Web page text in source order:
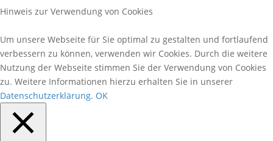
Hinweis zur Verwendung von Cookies
Um unsere Webseite für Sie optimal zu gestalten und fortlaufend
verbessern zu können, verwenden wir Cookies. Durch die weitere
Nutzung der Webseite stimmen Sie der Verwendung von Cookies
zu. Weitere Informationen hierzu erhalten Sie in unserer
Datenschutzerklärung. OK